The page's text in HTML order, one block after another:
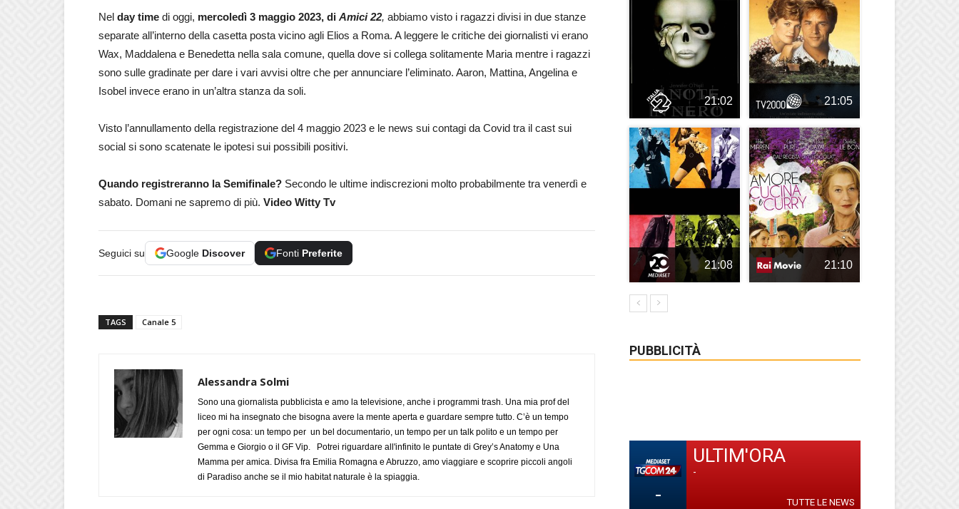
Nel day time di oggi, mercoledì 3 maggio 2023, di Amici 22, abbiamo visto i ragazzi divisi in due stanze
separate all’interno della casetta posta vicino agli Elios a Roma. A leggere le critiche dei giornalisti vi erano
Wax, Maddalena e Benedetta nella sala comune, quella dove si collega solitamente Maria mentre i ragazzi
sono sulle gradinate per dare i vari avvisi oltre che per annunciare l’eliminato. Aaron, Mattina, Angelina e
Isobel invece erano in un’altra stanza da soli.
Visto l’annullamento della registrazione del 4 maggio 2023 e le news sui contagi da Covid tra il cast sui
social si sono scatenate le ipotesi sui possibili positivi.
Quando registreranno la Semifinale? Secondo le ultime indiscrezioni molto probabilmente tra venerdì e
sabato. Domani ne sapremo di più. Video Witty Tv
Seguici su Google Discover Fonti Preferite
TAGS Canale 5
Alessandra Solmi
Sono una giornalista pubblicista e amo la televisione, anche i programmi trash. Una mia prof del
liceo mi ha insegnato che bisogna avere la mente aperta e guardare sempre tutto. C’è un tempo
per ogni cosa: un tempo per un bel documentario, un tempo per un talk polito e un tempo per
Gemma e Giorgio o il GF Vip. Potrei riguardare all'infinito le puntate di Grey’s Anatomy e Una
Mamma per amica. Divisa fra Emilia Romagna e Abruzzo, amo viaggiare e scoprire piccoli angoli
di Paradiso anche se il mio habitat naturale è la spiaggia.
21:02 21:05
21:08 21:10
PUBBLICITÀ
-
ULTIM'ORA
-
TUTTE LE NEWS